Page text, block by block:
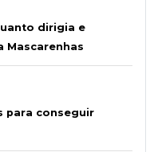
dirigia e
Mascarenhas
para conseguir